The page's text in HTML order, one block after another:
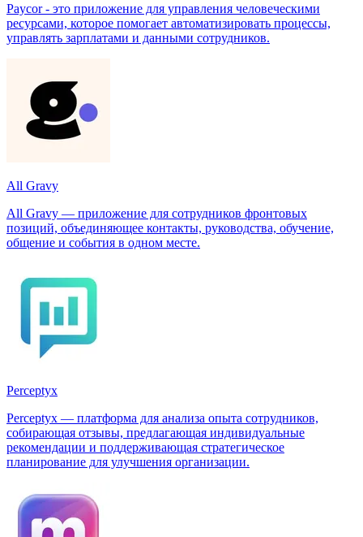
Paycor - это приложение для управления человеческими
ресурсами, которое помогает автоматизировать процессы,
управлять зарплатами и данными сотрудников.
All Gravy
All Gravy — приложение для сотрудников фронтовых
позиций, объединяющее контакты, руководства, обучение,
общение и события в одном месте.
Perceptyx
Perceptyx — платформа для анализа опыта сотрудников,
собирающая отзывы, предлагающая индивидуальные
рекомендации и поддерживающая стратегическое
планирование для улучшения организации.